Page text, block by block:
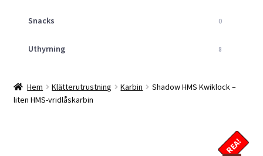
Snacks 0
Uthyrning 8
Hem Klätterutrustning Karbin
Shadow HMS Kwiklock –
liten HMS-vridlåskarbin
REA!